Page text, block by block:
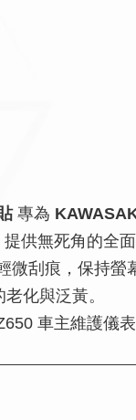
專為
供無死角的全面
刮痕，保持螢
化與泛黃。
車主維護儀